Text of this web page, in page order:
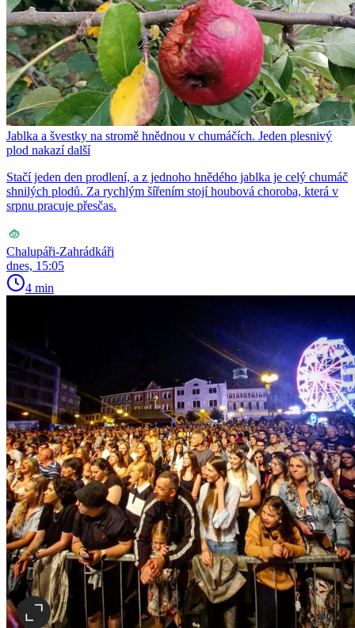
Jablka a švestky na stromě hnědnou v chumáčích. Jeden plesnivý
plod nakazí další
Stačí jeden den prodlení, a z jednoho hnědého jablka je celý chumáč
shnilých plodů. Za rychlým šířením stojí houbová choroba, která v
srpnu pracuje přesčas.
Chalupáři-Zahrádkáři
dnes, 15:05
4 min